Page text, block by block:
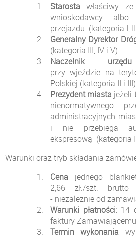
Starosta właściwy
wnioskodawcy albo
przejazdu (kategoria I,
Generalny Dyrektor
(kategoria III, IV i V)
Naczelnik urzędu
przy wjeździe na
Polskiej (kategoria II i III)
Prezydent miasta jeżeli
nienormatywnego
administracyjnych
i nie przebiega
ekspresową (kategoria
Warunki oraz tryb składania
Cena jednego
2,66 zł./szt. brutto
- niezależnie od
Warunki płatności:14
faktury
Termin wykonania